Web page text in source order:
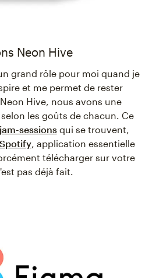
Neon Hive
grand rôle pour moi quand je
et me permet de rester
Hive, nous avons une
les goûts de chacun. Ce
sessionsqui se trouvent,
Spotify, application essentielle
télécharger sur votre
pas déjà fait.